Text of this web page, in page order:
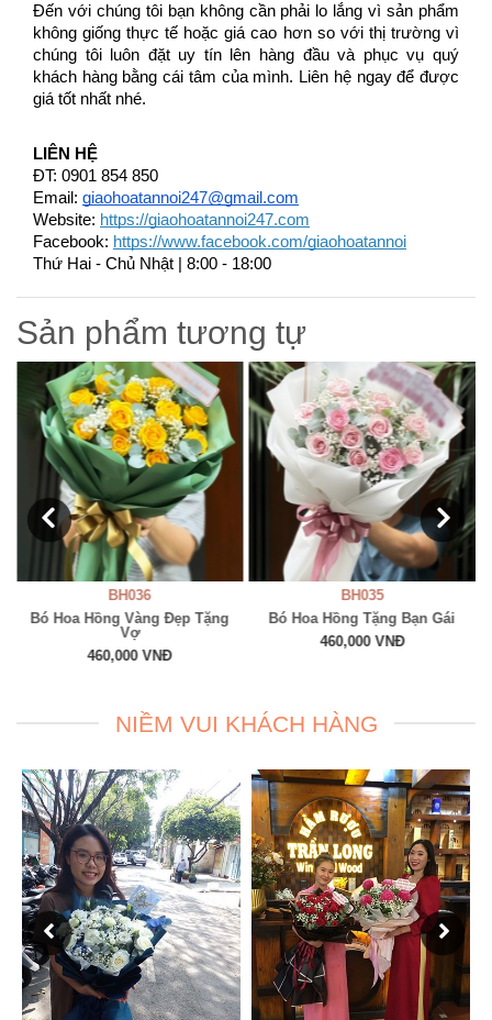
Đến với chúng tôi bạn không cần phải lo lắng vì sản phẩm
không giống thực tế hoặc giá cao hơn so với thị trường vì
chúng tôi luôn đặt uy tín lên hàng đầu và phục vụ quý
khách hàng bằng cái tâm của mình. Liên hệ ngay để được
giá tốt nhất nhé.
LIÊN HỆ
ĐT: 0901 854 850
Email: giaohoatannoi247@gmail.com
Website: https://giaohoatannoi247.com
Facebook: https://www.facebook.com/giaohoatannoi
Thứ Hai - Chủ Nhật | 8:00 - 18:00
Sản phẩm tương tự
BH036
Bó Hoa Hồng Vàng Đẹp Tặng
Vợ
460,000 VNĐ
BH035
Bó Hoa Hồng Tặng Bạn Gái
460,000 VNĐ
NIỀM VUI KHÁCH HÀNG